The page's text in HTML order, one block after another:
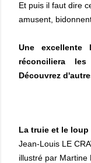
Et puis il faut dire
amusent,
Une excellente
réconciliera
Découvrez
La truie et le loup
Jean-Louis LE
illustré par Martine